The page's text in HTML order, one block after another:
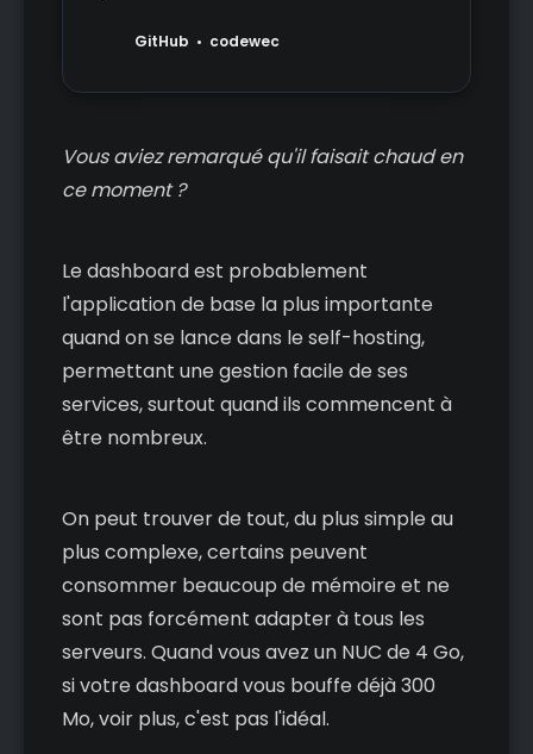
creating an account on GitHub.
GitHub codewec
Vous aviez remarqué qu'il faisait chaud en
ce moment ?
Le dashboard est probablement
l'application de base la plus importante
quand on se lance dans le self-hosting,
permettant une gestion facile de ses
services, surtout quand ils commencent à
être nombreux.
On peut trouver de tout, du plus simple au
plus complexe, certains peuvent
consommer beaucoup de mémoire et ne
sont pas forcément adapter à tous les
serveurs. Quand vous avez un NUC de 4 Go,
si votre dashboard vous bouffe déjà 300
Mo, voir plus, c'est pas l'idéal.